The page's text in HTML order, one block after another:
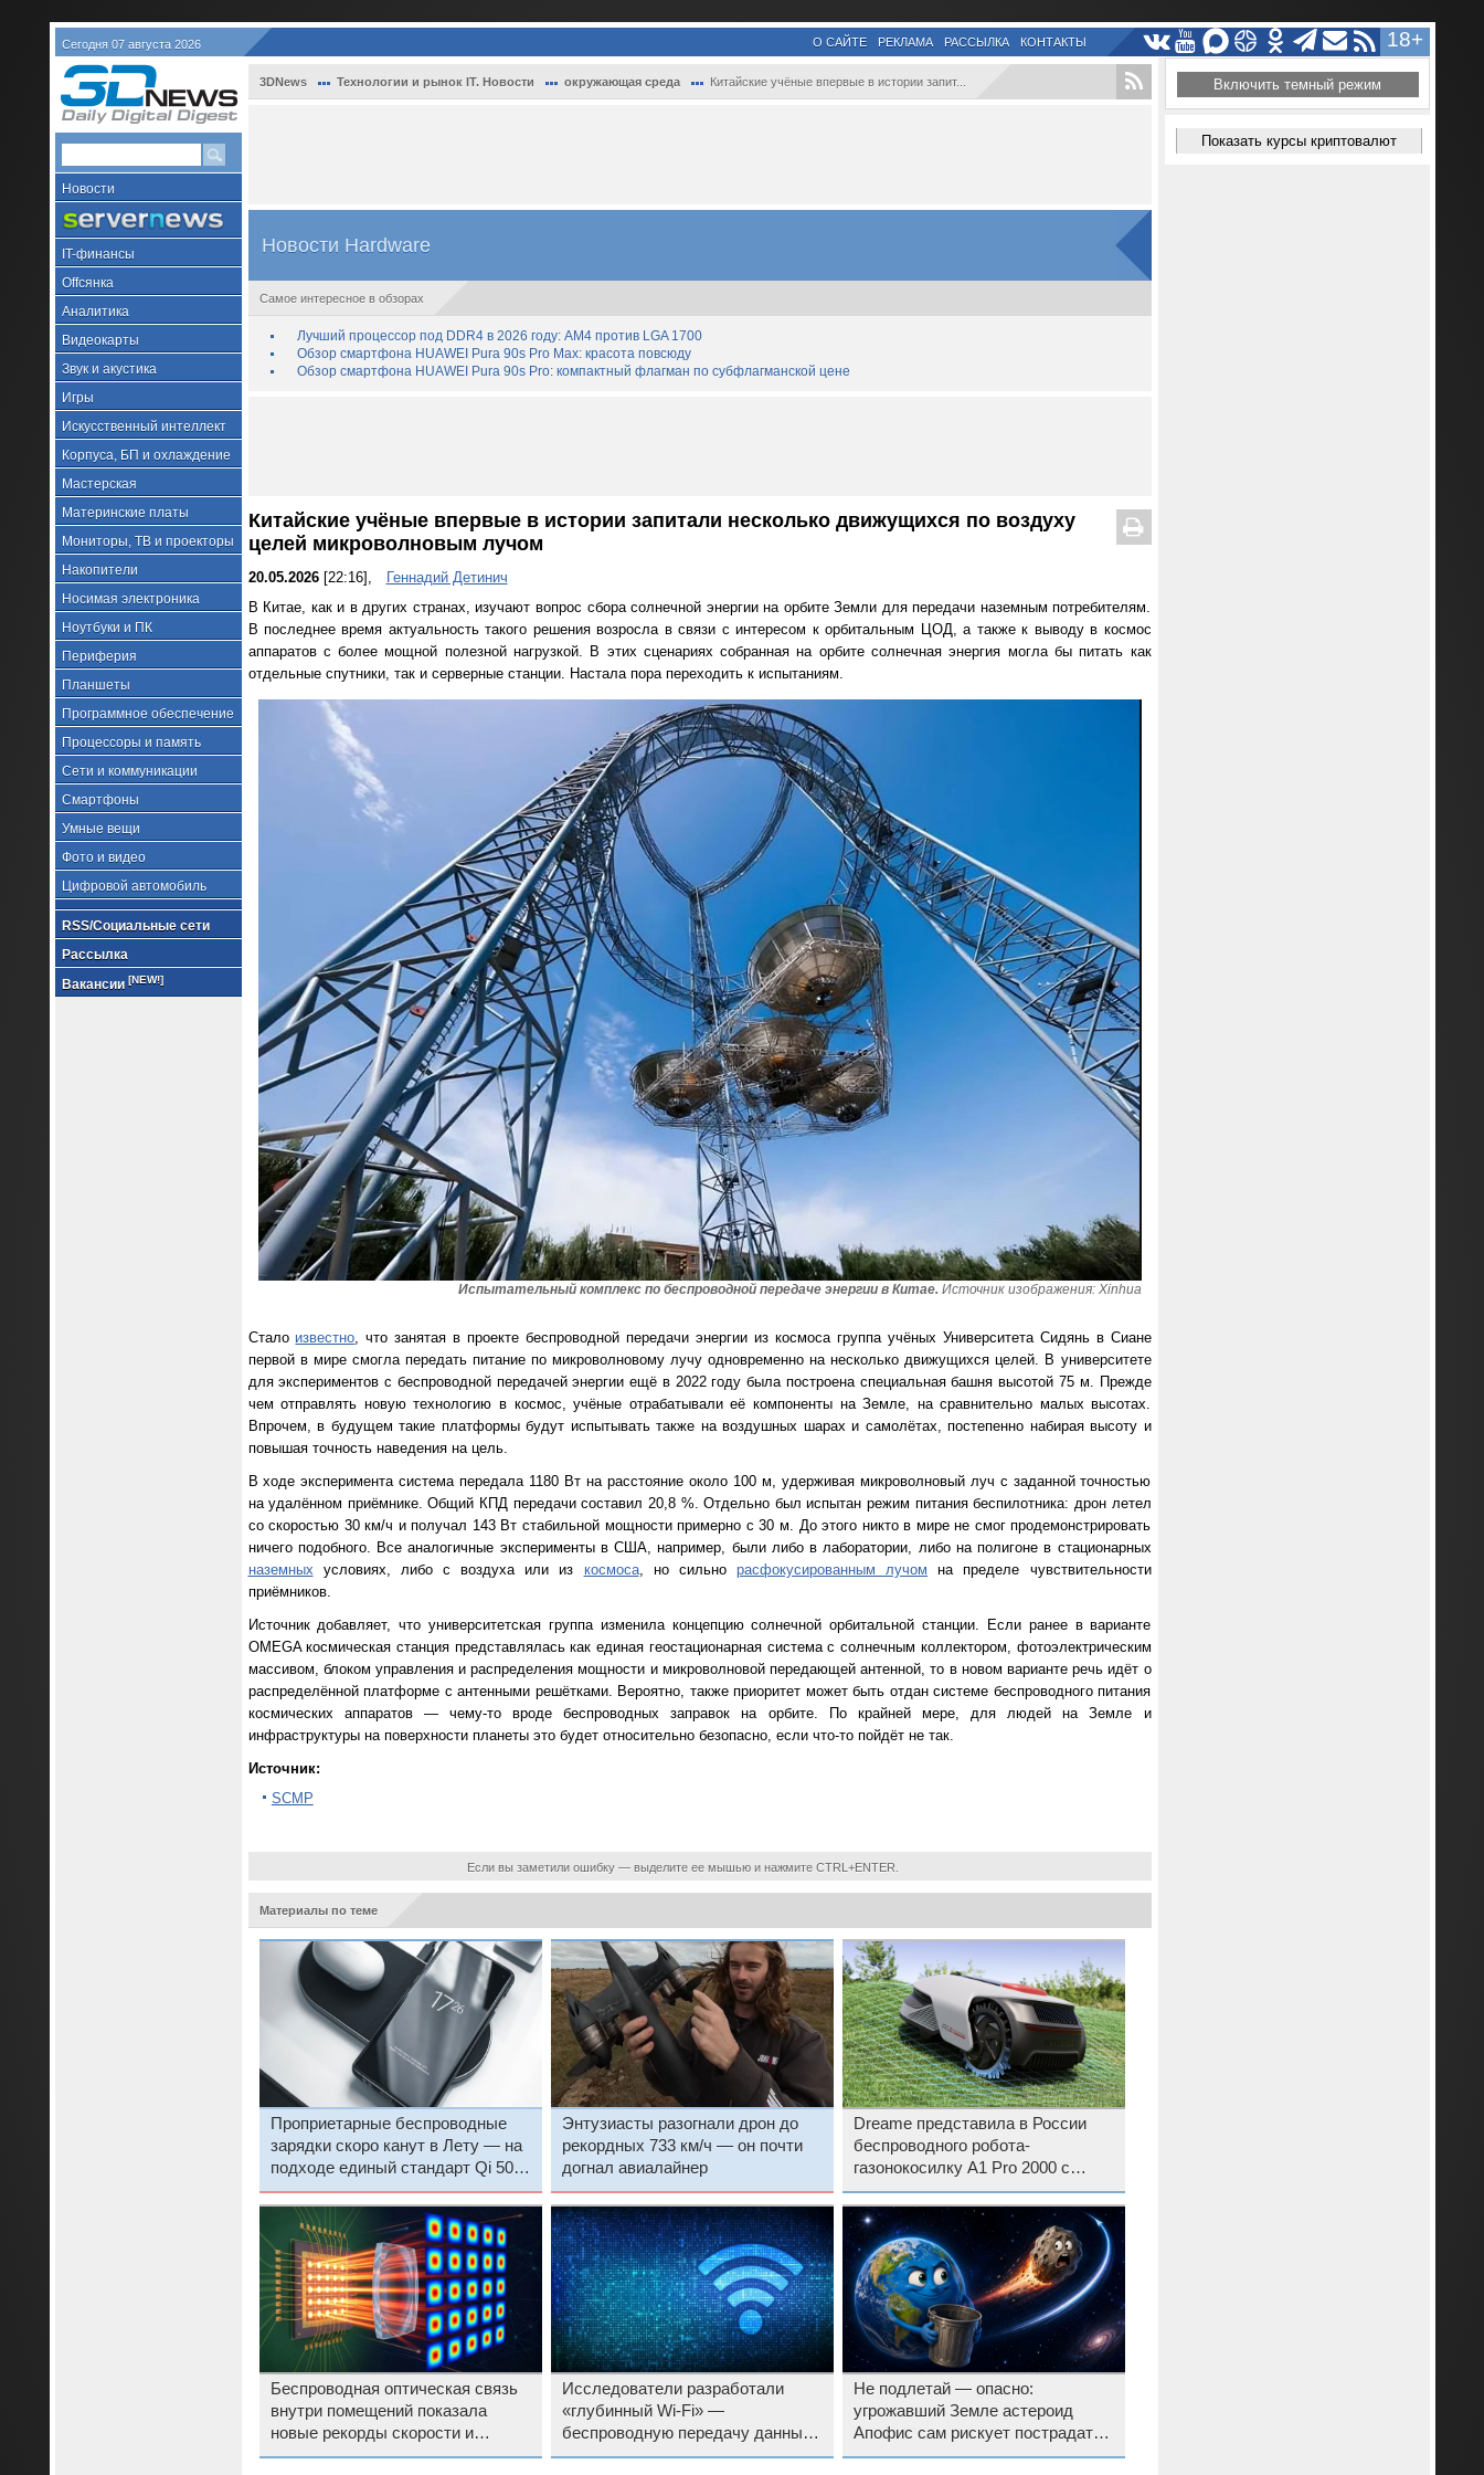
Сегодня 07 августа 2026 18+
О САЙТЕ РЕКЛАМА РАССЫЛКА КОНТАКТЫ
Новости
IT-финансы
Offсянка
Аналитика
Видеокарты
Звук и акустика
Игры
Искусственный интеллект
Корпуса, БП и охлаждение
Мастерская
Материнские платы
Мониторы, ТВ и проекторы
Накопители
Носимая электроника
Ноутбуки и ПК
Периферия
Планшеты
Программное обеспечение
Процессоры и память
Сети и коммуникации
Смартфоны
Умные вещи
Фото и видео
Цифровой автомобиль
RSS/Социальные сети
Рассылка
Вакансии [NEW!]
3DNews Технологии и рынок IT. Новости окружающая среда Китайские учёные впервые в истории запит...
Новости Hardware
Самое интересное в обзорах
Лучший процессор под DDR4 в 2026 году: AM4 против LGA 1700
Обзор смартфона HUAWEI Pura 90s Pro Max: красота повсюду
Обзор смартфона HUAWEI Pura 90s Pro: компактный флагман по субфлагманской цене
Китайские учёные впервые в истории запитали несколько движущихся по воздуху
целей микроволновым лучом
20.05.2026[22:16],
Геннадий Детинич
В Китае, как и в других странах, изучают вопрос сбора солнечной энергии на орбите Земли для передачи наземным потребителям.
В последнее время актуальность такого решения возросла в связи с интересом к орбитальным ЦОД, а также к выводу в космос
аппаратов с более мощной полезной нагрузкой. В этих сценариях собранная на орбите солнечная энергия могла бы питать как
отдельные спутники, так и серверные станции. Настала пора переходить к испытаниям.
Испытательный комплекс по беспроводной передаче энергии в Китае.Источник изображения: Xinhua
Стало известно, что занятая в проекте беспроводной передачи энергии из космоса группа учёных Университета Сидянь в Сиане
первой в мире смогла передать питание по микроволновому лучу одновременно на несколько движущихся целей. В университете
для экспериментов с беспроводной передачей энергии ещё в 2022 году была построена специальная башня высотой 75 м. Прежде
чем отправлять новую технологию в космос, учёные отрабатывали её компоненты на Земле, на сравнительно малых высотах.
Впрочем, в будущем такие платформы будут испытывать также на воздушных шарах и самолётах, постепенно набирая высоту и
повышая точность наведения на цель.
В ходе эксперимента система передала 1180 Вт на расстояние около 100 м, удерживая микроволновый луч с заданной точностью
на удалённом приёмнике. Общий КПД передачи составил 20,8 %. Отдельно был испытан режим питания беспилотника: дрон летел
со скоростью 30 км/ч и получал 143 Вт стабильной мощности примерно с 30 м. До этого никто в мире не смог продемонстрировать
ничего подобного. Все аналогичные эксперименты в США, например, были либо в лаборатории, либо на полигоне в стационарных
наземных условиях, либо с воздуха или из космоса, но сильно расфокусированным лучом на пределе чувствительности
приёмников.
Источник добавляет, что университетская группа изменила концепцию солнечной орбитальной станции. Если ранее в варианте
OMEGA космическая станция представлялась как единая геостационарная система с солнечным коллектором, фотоэлектрическим
массивом, блоком управления и распределения мощности и микроволновой передающей антенной, то в новом варианте речь идёт о
распределённой платформе с антенными решётками. Вероятно, также приоритет может быть отдан системе беспроводного питания
космических аппаратов — чему-то вроде беспроводных заправок на орбите. По крайней мере, для людей на Земле и
инфраструктуры на поверхности планеты это будет относительно безопасно, если что-то пойдёт не так.
Источник:
SCMP
Если вы заметили ошибку — выделите ее мышью и нажмите CTRL+ENTER.
Материалы по теме
Проприетарные беспроводные
зарядки скоро канут в Лету — на
подходе единый стандарт Qi 50
Вт
Энтузиасты разогнали дрон до
рекордных 733 км/ч — он почти
догнал авиалайнер
Dreame представила в России
беспроводного робота-
газонокосилку A1 Pro 2000 с
LiDAR по цене от 179 990 рублей
Беспроводная оптическая связь
внутри помещений показала
новые рекорды скорости и
эффективности
Исследователи разработали
«глубинный Wi-Fi» —
беспроводную передачу данных
под землёй на глубину до 100
Не подлетай — опасно:
угрожавший Земле астероид
Апофис сам рискует пострадать
от космического мусора
Включить темный режим
Показать курсы криптовалют